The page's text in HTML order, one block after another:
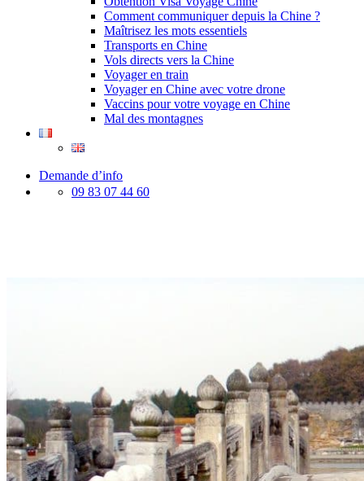
Comment communiquer depuis la Chine ?
Maîtrisez les mots essentiels
Transports en Chine
Vols directs vers la Chine
Voyager en train
Voyager en Chine avec votre drone
Vaccins pour votre voyage en Chine
Mal des montagnes
Demande d’info
09 83 07 44 60